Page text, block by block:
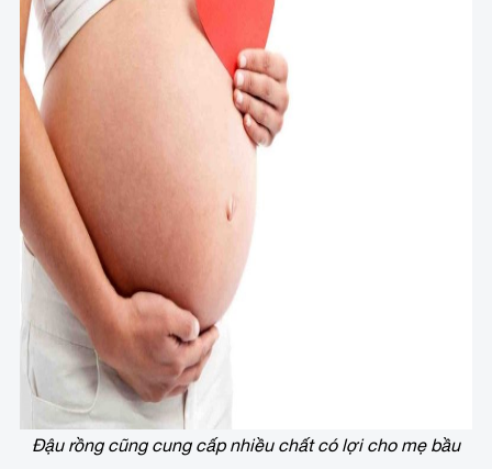
Đậu rồng cũng cung cấp nhiều chất có lợi cho mẹ bầu